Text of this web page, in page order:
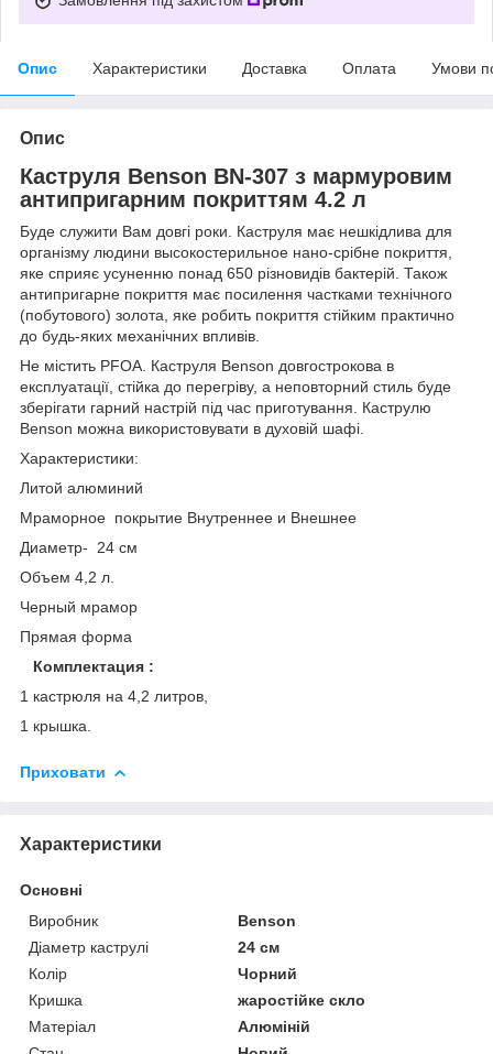
Опис Характеристики Доставка Оплата Умови
Опис
Каструля Benson BN-307 з мармуровим
антипригарним покриттям 4.2 л
Буде служити Вам довгі роки. Каструля має нешкідлива для
організму людини высокостерильное нано-срібне покриття,
яке сприяє усуненню понад 650 різновидів бактерій. Також
антипригарне покриття має посилення частками технічного
(побутового) золота, яке робить покриття стійким практично
до будь-яких механічних впливів.
Не містить PFOA. Каструля Benson довгострокова в
експлуатації, стійка до перегріву, а неповторний стиль буде
зберігати гарний настрій під час приготування. Каструлю
Benson можна використовувати в духовій шафі.
Характеристики:
Литой алюминий
Мраморное покрытие Внутреннее и Внешнее
Диаметр- 24 см
Объем 4,2 л.
Черный мрамор
Прямая форма
Комплектация :
1 кастрюля на 4,2 литров,
1 крышка.
Приховати
Характеристики
Основні
Виробник
Benson
Діаметр каструлі
24 см
Колір
Чорний
Кришка
жаростійке скло
Матеріал
Алюміній